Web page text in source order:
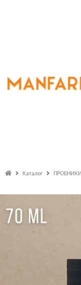
Каталог ПРОБНИКИ